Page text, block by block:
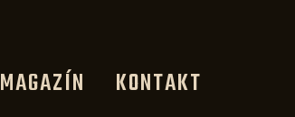
MAGAZÍN KONTAKT